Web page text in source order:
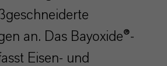
an. Das Bayoxide®-
Eisen- und